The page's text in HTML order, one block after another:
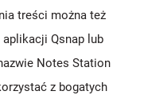
treści można też
Qsnap lub
Notes Station
z bogatych